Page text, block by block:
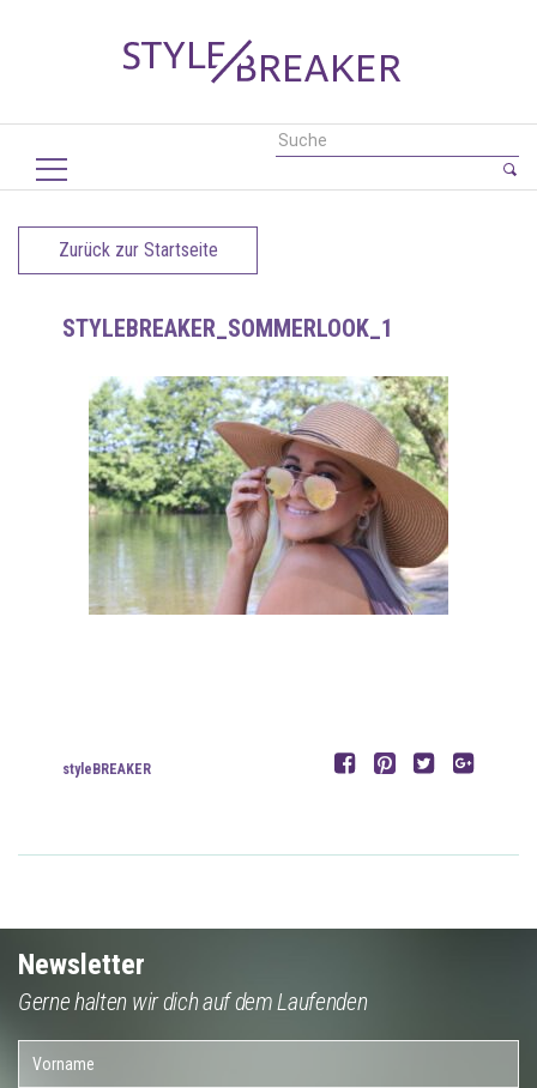
Zurück zur Startseite
STYLEBREAKER_SOMMERLOOK_1
styleBREAKER
Newsletter
Gerne halten wir dich auf dem Laufenden